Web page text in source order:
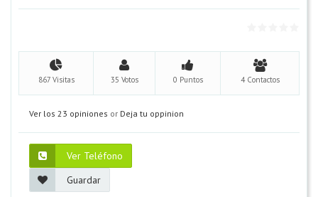
867 Visitas 35 Votos 0 Puntos 4 Contactos
Ver los 23 opiniones or Deja tu oppinion
Ver Teléfono
Guardar